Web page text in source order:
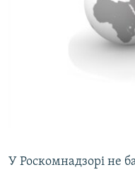
СПЕЦПРОЕКТИ
ЯК ОБІЙТИ
У Роскомнадзорі не